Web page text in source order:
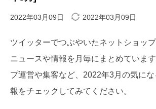
2022年03月09日 2022年03月09日
ツイッターでつぶやいたネットショッ
ニュースや情報を月毎にまとめていま
プ運営や集客など、2022年3月の気に
報をチェックしてみてください。